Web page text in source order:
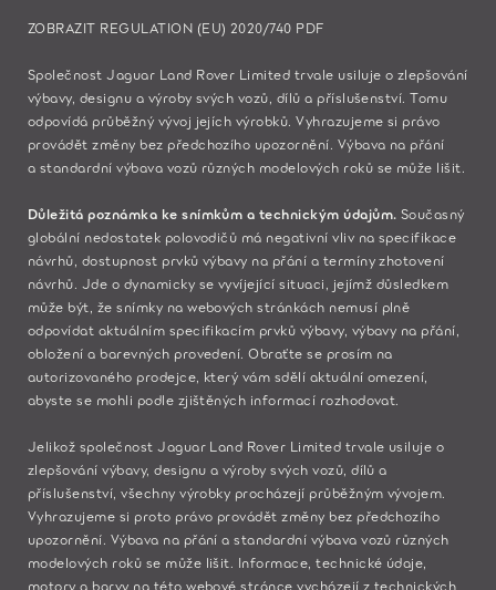
ZOBRAZIT REGULATION (EU) 2020/740 PDF
Společnost Jaguar Land Rover Limited trvale usiluje o zlepšování
výbavy, designu a výroby svých vozů, dílů a příslušenství. Tomu
odpovídá průběžný vývoj jejích výrobků. Vyhrazujeme si právo
provádět změny bez předchozího upozornění. Výbava na přání
a standardní výbava vozů různých modelových roků se může lišit.
Důležitá poznámka ke snímkům a technickým údajům. Současný
globální nedostatek polovodičů má negativní vliv na specifikace
návrhů, dostupnost prvků výbavy na přání a termíny zhotovení
návrhů. Jde o dynamicky se vyvíjející situaci, jejímž důsledkem
může být, že snímky na webových stránkách nemusí plně
odpovídat aktuálním specifikacím prvků výbavy, výbavy na přání,
obložení a barevných provedení. Obraťte se prosím na
autorizovaného prodejce, který vám sdělí aktuální omezení,
abyste se mohli podle zjištěných informací rozhodovat.
Jelikož společnost Jaguar Land Rover Limited trvale usiluje o
zlepšování výbavy, designu a výroby svých vozů, dílů a
příslušenství, všechny výrobky procházejí průběžným vývojem.
Vyhrazujeme si proto právo provádět změny bez předchozího
upozornění. Výbava na přání a standardní výbava vozů různých
modelových roků se může lišit. Informace, technické údaje,
motory a barvy na této webové stránce vycházejí z technických